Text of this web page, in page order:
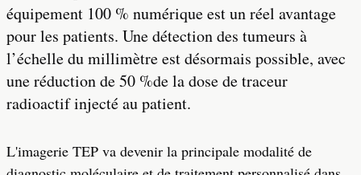
équipement 100 % numérique est un réel avantage
pour les patients. Une détection des tumeurs à
l’échelle du millimètre est désormais possible, avec
une réduction de 50 %de la dose de traceur
radioactif injecté au patient.
L'imagerie TEP va devenir la principale modalité de